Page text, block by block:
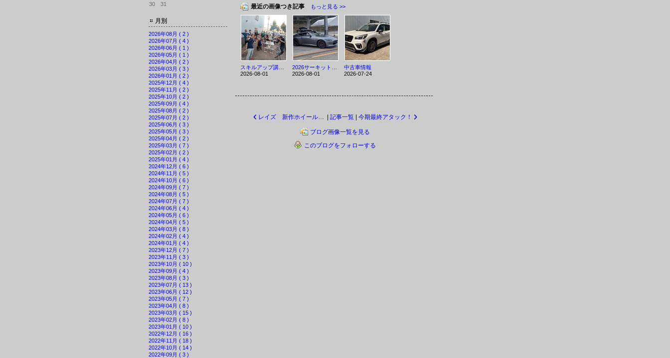
30
31
月別
2026年08月 ( 2 )
2026年07月 ( 4 )
2026年06月 ( 1 )
2026年05月 ( 1 )
2026年04月 ( 2 )
2026年03月 ( 3 )
2026年01月 ( 2 )
2025年12月 ( 4 )
2025年11月 ( 2 )
2025年10月 ( 2 )
2025年09月 ( 4 )
2025年08月 ( 2 )
2025年07月 ( 2 )
2025年06月 ( 3 )
2025年05月 ( 3 )
2025年04月 ( 2 )
2025年03月 ( 7 )
2025年02月 ( 2 )
2025年01月 ( 4 )
2024年12月 ( 6 )
2024年11月 ( 5 )
2024年10月 ( 6 )
2024年09月 ( 7 )
2024年08月 ( 5 )
2024年07月 ( 7 )
2024年06月 ( 4 )
2024年05月 ( 6 )
2024年04月 ( 5 )
2024年03月 ( 8 )
2024年02月 ( 4 )
2024年01月 ( 4 )
2023年12月 ( 7 )
2023年11月 ( 3 )
2023年10月 ( 10 )
2023年09月 ( 4 )
2023年08月 ( 3 )
2023年07月 ( 13 )
2023年06月 ( 12 )
2023年05月 ( 7 )
2023年04月 ( 8 )
2023年03月 ( 15 )
2023年02月 ( 8 )
2023年01月 ( 10 )
2022年12月 ( 16 )
2022年11月 ( 18 )
2022年10月 ( 14 )
2022年09月 ( 3 )
最近の画像つき記事 もっと見る >>
2026-08-01
2026-08-01
中古車情報
2026-07-24
レイズ 新作ホイール 限定ホイール情報！ 記事一覧 今期最終アタック！
ブログ画像一覧を見る
このブログをフォローする